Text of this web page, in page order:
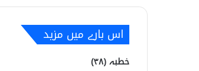
اس بارے میں مزید
خطبہ (۳۸)